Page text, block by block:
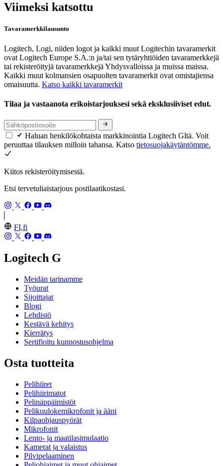
Viimeksi katsottu
Tavaramerkkilausunto
Logitech, Logi, niiden logot ja kaikki muut Logitechin tavaramerkit
ovat Logitech Europe S.A.:n ja/tai sen tytäryhtiöiden tavaramerkkejä
tai rekisteröityjä tavaramerkkejä Yhdysvalloissa ja muissa maissa.
Kaikki muut kolmansien osapuolten tavaramerkit ovat omistajiensa
omaisuutta. Katso kaikki tavaramerkit
Tilaa ja vastaanota erikoistarjouksesi sekä eksklusiiviset edut.
Haluan henkilökohtaista markkinointia Logitech Gltä. Voit
peruuttaa tilauksen milloin tahansa. Katso tietosuojakäytäntömme.
Kiitos rekisteröitymisestä.
Etsi tervetuliaistarjous postilaatikostasi.
FI,fi
Logitech G
Meidän tarinamme
Työurat
Sijoittajat
Blogi
Lehdistö
Kestävä kehitys
Kierrätys
Sertifioitu kunnostusohjelma
Osta tuotteita
Pelihiiret
Pelihiirimatot
Pelinäppäimistöt
Pelikuulokemikrofonit ja ääni
Kilpaohjauspyörät
Mikrofonit
Lento- ja maatilasimulaatio
Kamerat ja valaistus
Pilvipelaaminen